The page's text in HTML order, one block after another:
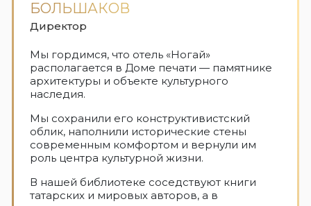
БОЛЬШАКОВ
Директор
Мы гордимся, что отель «Ногай»
располагается в Доме печати — памятнике
архитектуры и объекте культурного
наследия.
Мы сохранили его конструктивистский
облик, наполнили исторические стены
современным комфортом и вернули им
роль центра культурной жизни.
В нашей библиотеке соседствуют книги
татарских и мировых авторов, а в